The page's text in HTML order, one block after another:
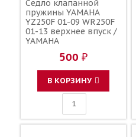
Седло клапанной
пружины YAMAHA
YZ250F 01-09 WR250F
01-13 верхнее впуск /
YAMAHA
500 ₽
В КОРЗИНУ